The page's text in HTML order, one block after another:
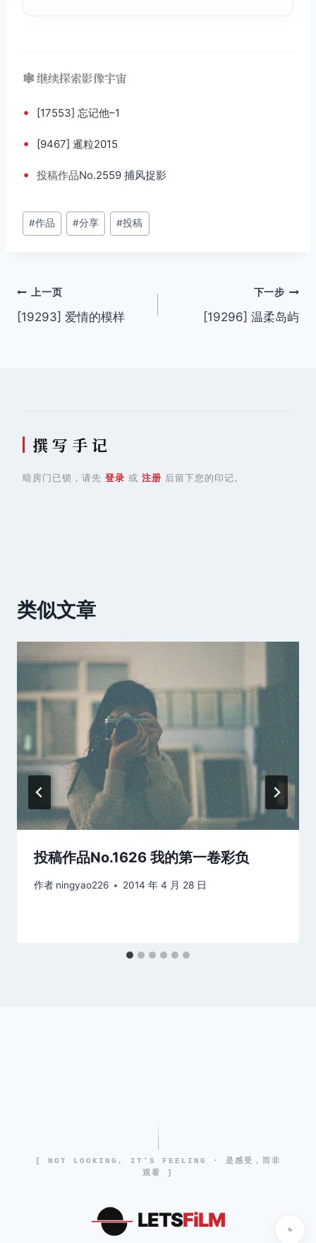
🕸️ 继续探索影像宇宙
• [17553] 忘记他–1
• [9467] 暹粒2015
• 投稿作品No.2559 捕风捉影
文
章
#作品 #分享 #投稿
文
章
上一页
[19293] 爱情的模样
下一步
[19296] 温柔岛屿
撰 写 手 记
暗房门已锁，请先 登录 或 注册 后留下您的印记。
类似文章
投稿作品No.1626 我的第一卷彩负
作者 ningyao226 2014 年 4 月 28 日
[ NOT LOOKING, IT'S FEELING · 是感受，而非
观看 ]
LETSFiLM